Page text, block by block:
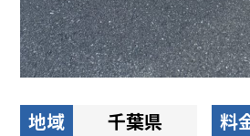
地域 千葉県 料